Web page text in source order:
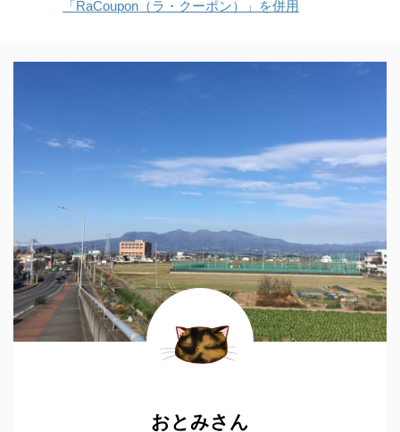
「RaCoupon（ラ・クーポン）」を併用
おとみさん